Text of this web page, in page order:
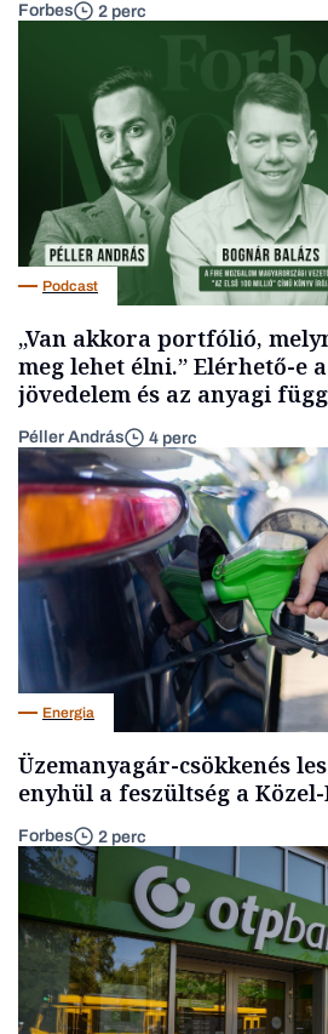
Forbes 2 perc
Podcast
„Van akkora portfólió,
meg lehet élni.” Elérhető-e
jövedelem és az anyagi
Péller András 4 perc
Energia
Üzemanyagár-csökkenés
enyhül a feszültség a
Forbes 2 perc